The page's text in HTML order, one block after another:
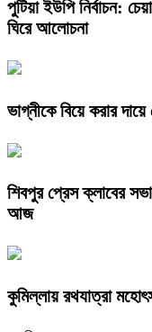
পুটিয়া ইউপি নির্বাচন:
ঘিরে আলোচনা
ভাগ্নীকে বিয়ে করার
শিবপুর প্রেস ক্লাবের
আজ
কুমিল্লায় রথযাত্রা